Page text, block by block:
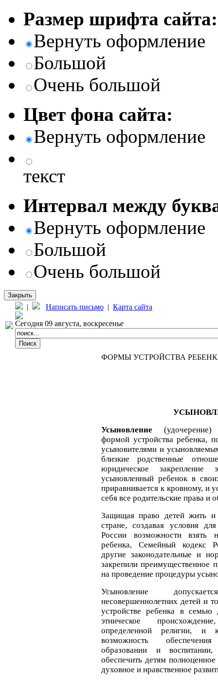
Размер шрифта сайта:
Вернуть оформление
Большой
Очень большой
Цвет фона сайта:
Вернуть оформление
текст
Интервал между
Вернуть оформление
Большой
Очень большой
Закрыть
| Написать письмо | Карта сайта
Сегодня 09 августа, воскресенье
ФОРМЫ УСТРОЙСТВА
Усыновление (удочерение)
формой устройства ребенка,
усыновителями и
близкие родственные
юридическое закрепление
усыновленный ребенок в
приравнивается к кровному, и
себя все родительские права и
Защищая право детей жить и
стране, создавая условия
России возможности взять
ребенка, Семейный кодекс
другие законодательные и
закрепили преимущественное
на проведение процедуры
Усыновление
несовершеннолетних детей и
устройстве ребенка в семью
этническое
определенной религии, и
возможность
образовании и
обеспечить детям
духовное и нравственное